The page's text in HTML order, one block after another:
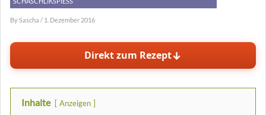
BySascha / 1. Dezember 2016
Direkt zum Rezept↓
Inhalte Anzeigen